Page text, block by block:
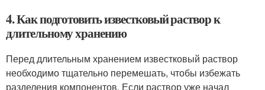
4. Как подготовить известковый раствор к
длительному хранению
Перед длительным хранением известковый раствор
необходимо тщательно перемешать, чтобы избежать
разделения компонентов. Если раствор уже начал